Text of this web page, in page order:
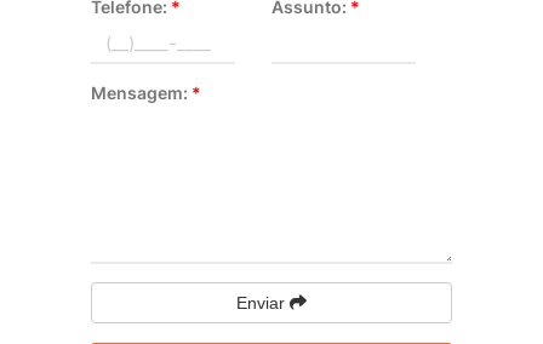
Telefone: * Assunto: *
Mensagem: *
Enviar